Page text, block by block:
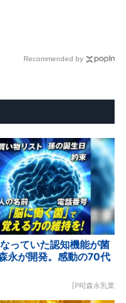
Recommended by
なっていた認知機能が菌
永が開発。感動の70代
[PR]森永乳業